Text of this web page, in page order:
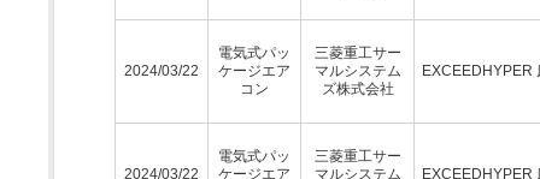
2024/03/22
電気式パッ
ケージエア
コン
三菱重工サー
マルシステム
ズ株式会社
EXCEEDHYPER
2024/03/22
電気式パッ
ケージエア
三菱重工サー
マルシステム
EXCEEDHYPER